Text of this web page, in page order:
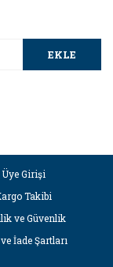
EKLE
Üye Girişi
Takibi
ve Güvenlik
İade Şartları